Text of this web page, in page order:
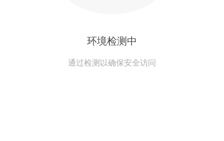
环境检测中
通过检测以确保安全访问